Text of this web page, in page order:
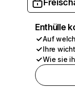
Enthülle
Auf
Ihre
Wie sie